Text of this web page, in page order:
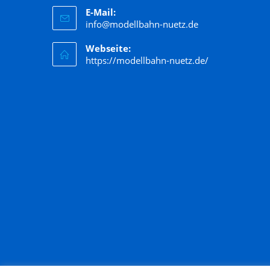
Hornby
Jägerndorfer
Kato
Kibri
E-Mail:
info@modellbahn-nuetz.de
Webseite:
https://modellbahn-nuetz.de/